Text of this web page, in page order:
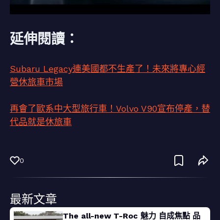
延伸閱讀：
Subaru Legacy連美國都不生產了！未來將專心經
營休旅車市場
再會了歐系中大型旅行車！Volvo V90宣布停產，替
代品就是休旅車
0
最新文章
The all-new T-Roc 魅力 自成焦點 品